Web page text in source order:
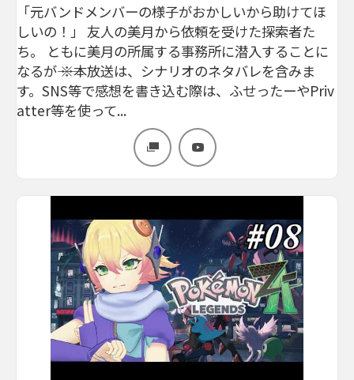
「元バンドメンバーの様子がおかしいから助けてほ
しいの！」 友人の美月から依頼を受けた探索者た
ち。 ともに美月の所属する事務所に潜入することに
なるが―― ※本放送は、シナリオのネタバレを含みま
す。SNS等で感想を書き込む際は、ふせったーやPriv
atter等を使って...